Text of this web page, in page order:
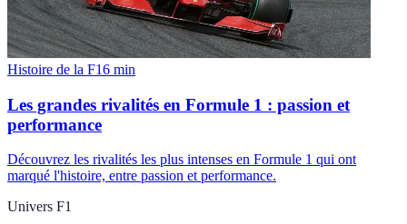
Histoire de la F16 min
Les grandes rivalités en Formule 1 : passion et
performance
Découvrez les rivalités les plus intenses en Formule 1 qui ont
marqué l'histoire, entre passion et performance.
Univers F1